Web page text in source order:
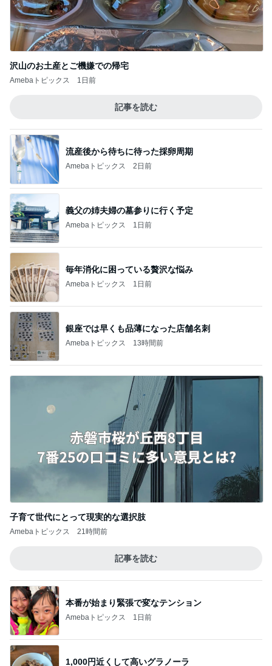
沢山のお土産とご機嫌での帰宅
Amebaトピックス 1日前
記事を読む
流産後から待ちに待った採卵周期
Amebaトピックス 2日前
義父の姉夫婦の墓参りに行く予定
Amebaトピックス 1日前
毎年消化に困っている贅沢な悩み
Amebaトピックス 1日前
銀座では早くも品薄になった店舗名刺
Amebaトピックス 13時間前
子育て世代にとって現実的な選択肢
Amebaトピックス 21時間前
記事を読む
本番が始まり緊張で変なテンション
Amebaトピックス 1日前
1,000円近くして高いグラノーラ